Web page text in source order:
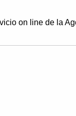
on line de la